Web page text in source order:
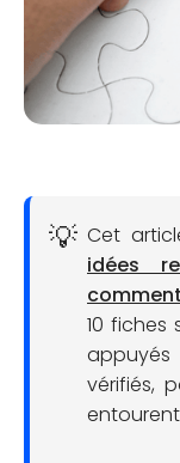
Cet
idées
10 fiches
vérifiés,